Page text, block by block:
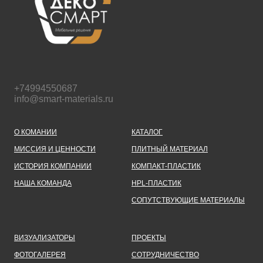
+74994550687
info@smart-materials.ru
О КОМАНИИ
МИССИЯ И ЦЕННОСТИ
ИСТОРИЯ КОМПАНИИ
НАША КОМАНДА
КАТАЛОГ
ПЛИТНЫЙ МАТЕРИАЛ
КОМПАКТ-ПЛАСТИК
HPL-ПЛАСТИК
СОПУТСТВУЮЩИЕ МАТЕРИАЛЫ
ВИЗУАЛИЗАТОРЫ
ФОТОГАЛЕРЕЯ
ПРОЕКТЫ
СОТРУДНИЧЕСТВО